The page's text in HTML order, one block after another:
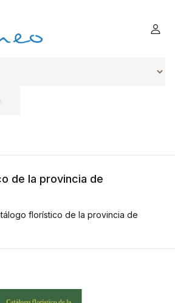
de la provincia de
florístico de la provincia de